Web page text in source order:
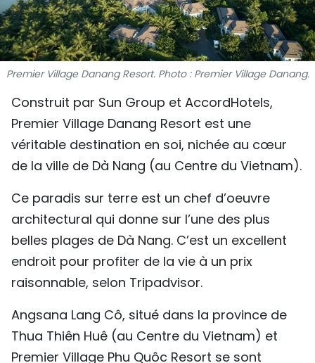
INTERNATIONAL
MÉGASTORIE
PHOTO
À PROPOS DU "PEUPLE"
TIẾNG VIỆT
ENGLISH
РУССКИЙ
Premier Village Danang Resort. Photo : Premier Village Danang.
Construit par Sun Group et AccordHotels,
Premier Village Danang Resort est une
véritable destination en soi, nichée au cœur
de la ville de Dà Nang (au Centre du Vietnam).
Ce paradis sur terre est un chef d’oeuvre
architectural qui donne sur l’une des plus
belles plages de Dà Nang. C’est un excellent
endroit pour profiter de la vie à un prix
raisonnable, selon Tripadvisor.
Angsana Lang Cô, situé dans la province de
Thua Thiên Huê (au Centre du Vietnam) et
Premier Village Phu Quôc Resort se sont